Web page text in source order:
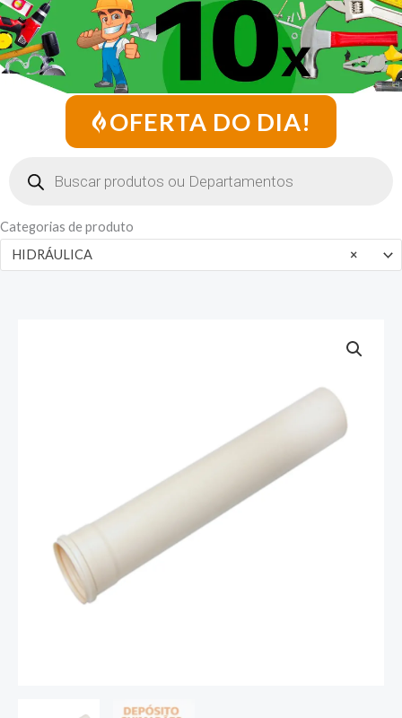
OFERTA DO DIA!
Categorias de produto
×
HIDRÁULICA